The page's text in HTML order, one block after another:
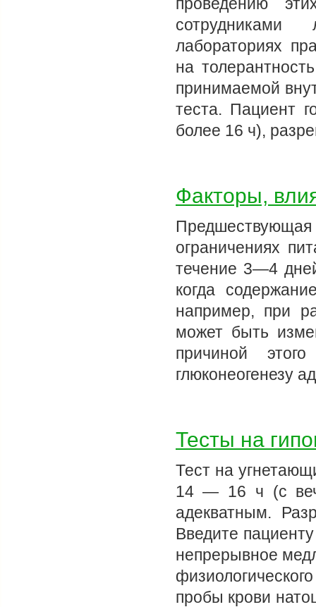
лабораториях
на
принимаемой
теста. Пациент
более 16 ч),
Факторы,
ограничениях
течение 3—4
когда
например, при
может быть
причиной
глюконеогенезу
Тесты на
Тест на
14 — 16 ч (с
адекватным.
Введите
непрерывное
пробы крови